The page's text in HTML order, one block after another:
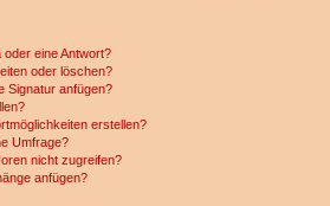
eine Antwort?
oder löschen?
Signatur anfügen?
erstellen?
Umfrage?
nicht zugreifen?
anfügen?